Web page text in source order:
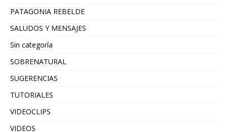
PATAGONIA REBELDE
SALUDOS Y MENSAJES
Sin categoría
SOBRENATURAL
SUGERENCIAS
TUTORIALES
VIDEOCLIPS
VIDEOS